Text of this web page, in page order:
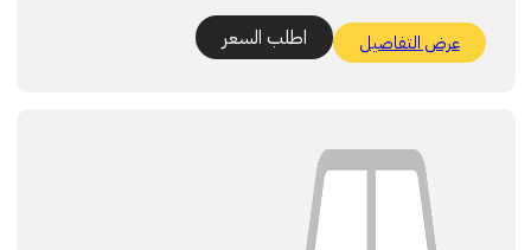
عرض التفاصيل اطلب السعر